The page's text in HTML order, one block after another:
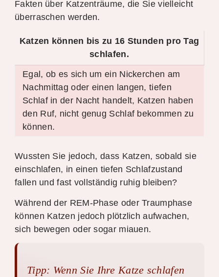
Fakten über Katzenträume, die Sie vielleicht
überraschen werden.
Katzen können bis zu 16 Stunden pro Tag
schlafen.
Egal, ob es sich um ein Nickerchen am
Nachmittag oder einen langen, tiefen
Schlaf in der Nacht handelt, Katzen haben
den Ruf, nicht genug Schlaf bekommen zu
können.
Wussten Sie jedoch, dass Katzen, sobald sie
einschlafen, in einen tiefen Schlafzustand
fallen und fast vollständig ruhig bleiben?
Während der REM-Phase oder Traumphase
können Katzen jedoch plötzlich aufwachen,
sich bewegen oder sogar miauen.
Tipp: Wenn Sie Ihre Katze schlafen